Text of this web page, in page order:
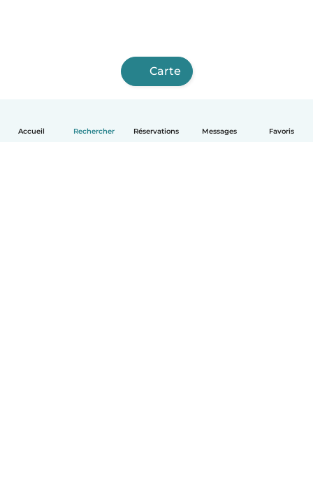
Accueil Rechercher Réservations Messages Favoris
Carte